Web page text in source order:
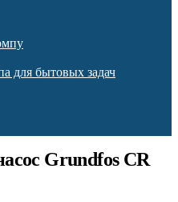
для бытовых задач
Grundfos CR